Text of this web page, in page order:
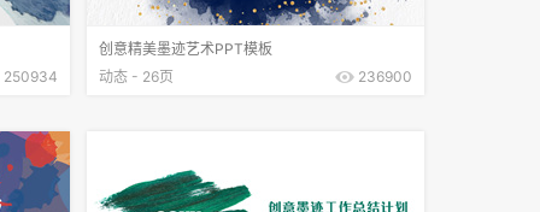
250934
创意精美墨迹艺术PPT模板
动态 - 26页
236900